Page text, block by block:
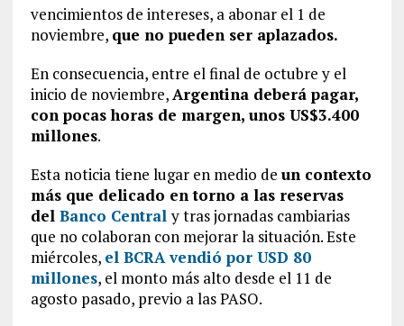
vencimientos de intereses, a abonar el 1 de
noviembre, que no pueden ser aplazados.
En consecuencia, entre el final de octubre y el
inicio de noviembre,Argentina deberá pagar,
con pocas horas de margen, unos US$3.400
millones.
Esta noticia tiene lugar en medio de un contexto
más que delicado en torno a las reservas
del Banco Central y tras jornadas cambiarias
que no colaboran con mejorar la situación. Este
miércoles, el BCRA vendió por USD 80
millones, el monto más alto desde el 11 de
agosto pasado, previo a las PASO.